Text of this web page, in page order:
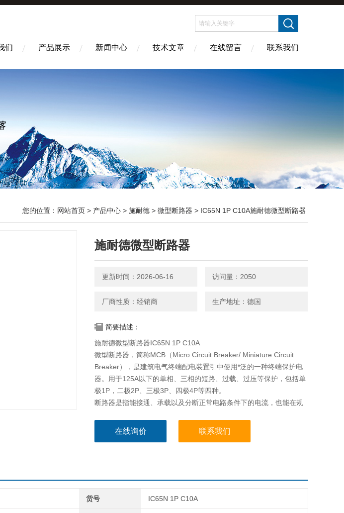
们 产品展示 新闻中心 技术文章 在线留言 联系我们
您的位置： 网站首页 > 产品中心 > 施耐德 > 微型断路器 > IC65N 1P C10A施耐德微型断路器
施耐德微型断路器
更新时间：2026-06-16 访问量：2050
厂商性质：经销商 生产地址：德国
简要描述：
施耐德微型断路器IC65N 1P C10A
微型断路器，简称MCB（Micro Circuit Breaker/ Miniature Circuit
Breaker），是建筑电气终端配电装置引中使用*泛的一种终端保护电
器。用于125A以下的单相、三相的短路、过载、过压等保护，包括单
极1P，二极2P、三极3P、四极4P等四种。
断路器是指能接通、承载以及分断正常电路条件下的电流，也能在规
在线询价 联系我们
货号 IC65N 1P C10A